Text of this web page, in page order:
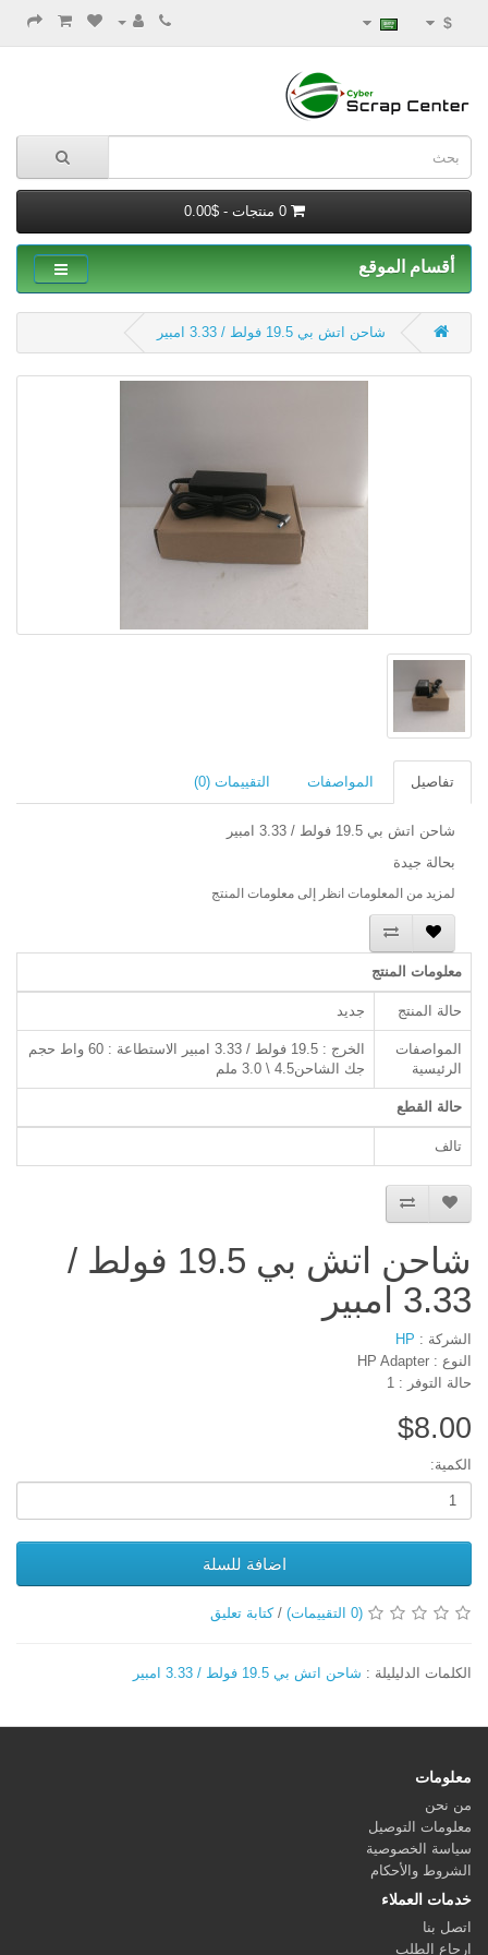
$
0 منتجات - $0.00
أقسام الموقع
شاحن اتش بي 19.5 فولط / 3.33 امبير
تفاصيل المواصفات التقييمات (0)
شاحن اتش بي 19.5 فولط / 3.33 امبير
بحالة جيدة
لمزيد من المعلومات انظر إلى معلومات المنتج
معلومات المنتج
حالة المنتج جديد
المواصفات
الرئيسية
الخرج : 19.5 فولط / 3.33 امبير الاستطاعة : 60 واط حجم
جك الشاحن4.5 \ 3.0 ملم
حالة القطع
تالف
شاحن اتش بي 19.5 فولط /
3.33 امبير
الشركة : HP
النوع : HP Adapter
حالة التوفر : 1
$8.00
الكمية:
اضافة للسلة
(0 التقييمات) /كتابة تعليق
الكلمات الدليليلة : شاحن اتش بي 19.5 فولط / 3.33 امبير
معلومات
من نحن
معلومات التوصيل
سياسة الخصوصية
الشروط والأحكام
خدمات العملاء
اتصل بنا
إرجاع الطلب